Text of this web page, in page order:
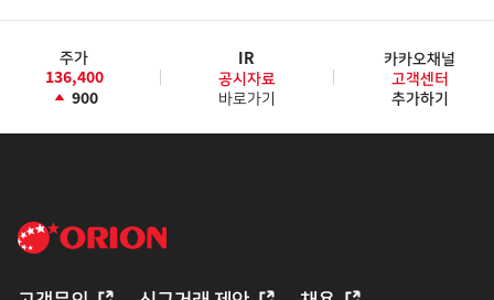
주가
136,400
900
IR
공시자료
바로가기
카카오채널
고객센터
추가하기